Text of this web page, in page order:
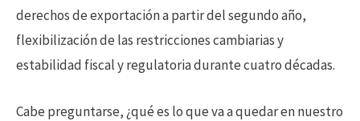
derechos de exportación a partir del segundo año,
flexibilización de las restricciones cambiarias y
estabilidad fiscal y regulatoria durante cuatro décadas.
Cabe preguntarse, ¿qué es lo que va a quedar en nuestro